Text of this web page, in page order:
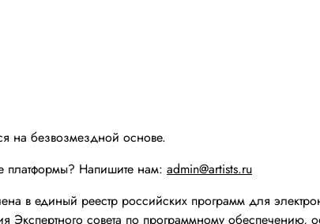
на безвозмездной основе.
платформы? Напишите нам: admin@artists.ru
в единый реестр российских программ для
Экспертного совета по программному